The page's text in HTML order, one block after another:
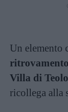
Un elemento
Villa di Teolo
ricollega alla